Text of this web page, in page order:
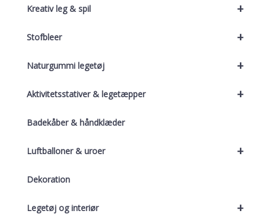
+
Kreativ leg & spil
+
Stofbleer
+
Naturgummi legetøj
+
Aktivitetsstativer & legetæpper
Badekåber & håndklæder
+
Luftballoner & uroer
Dekoration
+
Legetøj og interiør